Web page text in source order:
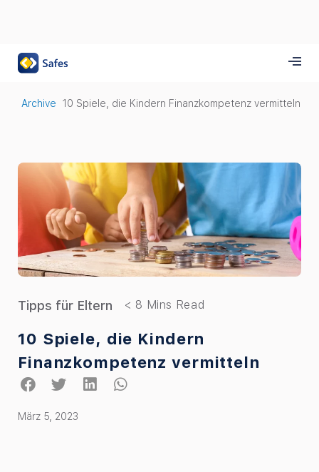
Archive 10 Spiele, die Kindern Finanzkompetenz vermitteln
Tipps für Eltern
10 Spiele, die Kindern
Finanzkompetenz vermitteln
März 5, 2023